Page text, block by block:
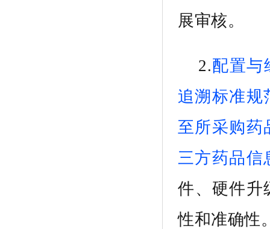
展审核。
2.配置与
追溯标准规
至所采购药
三方药品信
件 、硬件
性和准确性